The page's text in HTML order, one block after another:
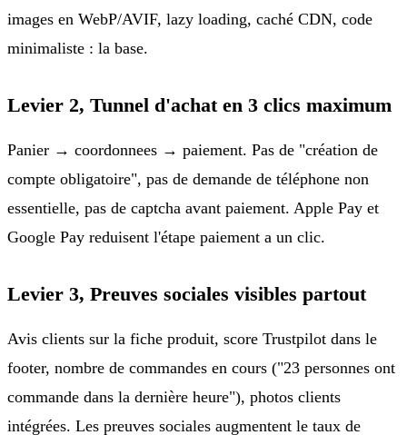
images en WebP/AVIF, lazy loading, caché CDN, code
minimaliste : la base.
Levier 2, Tunnel d'achat en 3 clics maximum
Panier → coordonnees → paiement. Pas de "création de
compte obligatoire", pas de demande de téléphone non
essentielle, pas de captcha avant paiement. Apple Pay et
Google Pay reduisent l'étape paiement a un clic.
Levier 3, Preuves sociales visibles partout
Avis clients sur la fiche produit, score Trustpilot dans le
footer, nombre de commandes en cours ("23 personnes ont
commande dans la dernière heure"), photos clients
intégrées. Les preuves sociales augmentent le taux de